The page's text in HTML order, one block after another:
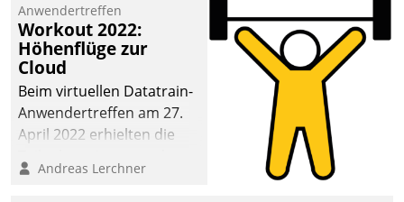
Mammutprojekte
meistern und Workloads
wuppen – bei zunehmend
anspruchsvollen
Aufgaben und
abnehmendem
Anwendertreffen
Workout 2022:
Höhenflüge zur
Cloud
Beim virtuellen Datatrain-
Anwendertreffen am 27.
April 2022 erhielten die
Teilnehmer kurzweilige
Andreas Lerchner